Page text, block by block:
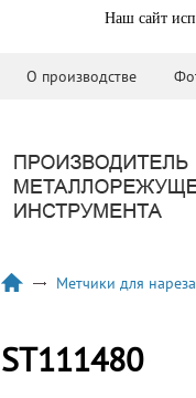
Наш сайт
О производстве
Метчики для
ST111480